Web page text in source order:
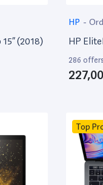
(2018)
HP -
HP
286
Top